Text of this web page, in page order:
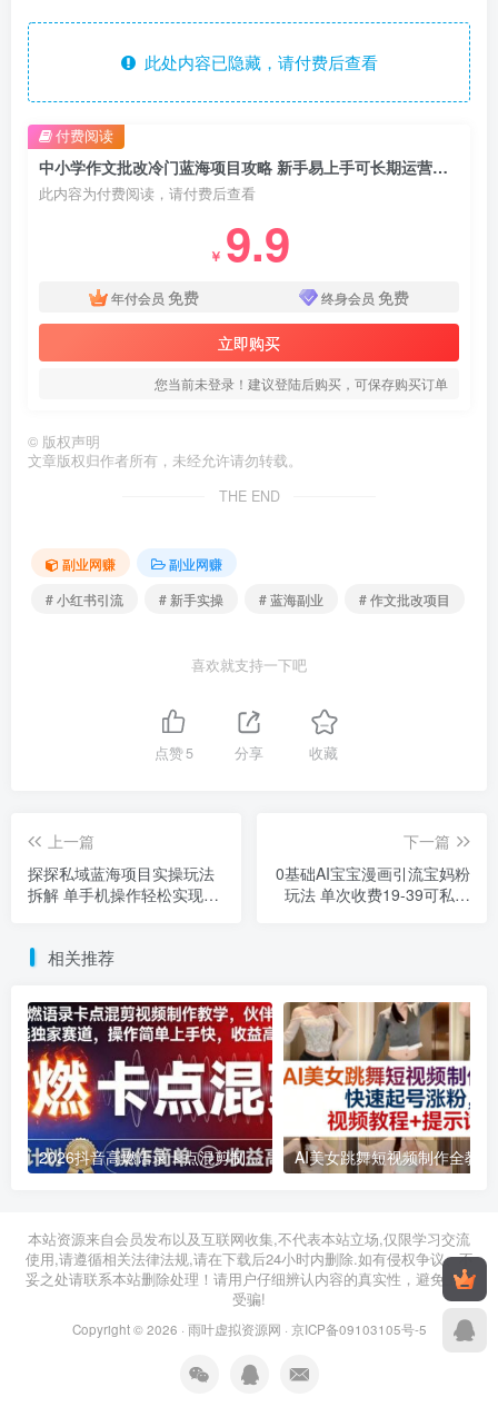
此处内容已隐藏，请付费后查看
中小学作文批改冷门蓝海项目攻略 新手易上手可长期运营盈利
此内容为付费阅读，请付费后查看
￥ 9.9
年付会员 免费 终身会员 免费
立即购买
您当前未登录！建议登陆后购买，可保存购买订单
付费阅读
© 版权声明
文章版权归作者所有，未经允许请勿转载。
THE END
副业网赚
副业网赚
# 小红书引流
# 新手实操 # 蓝海副业 # 作文批改项目
喜欢就支持一下吧
点赞5 分享 收藏
上一篇
探探私域蓝海项目实操玩法
拆解 单手机操作轻松实现日
下一篇
0基础AI宝宝漫画引流宝妈粉
玩法 单次收费19-39可私域
相关推荐
2026抖音高燃语录卡点混剪制作教学 伙伴计划低门槛增收教程
2026年03月11日 2026年03月28日
本站资源来自会员发布以及互联网收集,不代表本站立场,仅限学习交流
使用,请遵循相关法律法规,请在下载后24小时内删除.如有侵权争议、不
妥之处请联系本站删除处理！请用户仔细辨认内容的真实性，避免上当
受骗!
Copyright © 2026 · 雨叶虚拟资源网 · 京ICP备09103105号-5